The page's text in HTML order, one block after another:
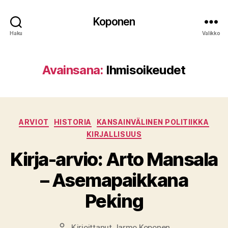
Haku
Koponen
Valikko
Avainsana: Ihmisoikeudet
Kategoriat
ARVIOT HISTORIA
KANSAINVÄLINEN POLITIIKKA
KIRJALLISUUS
Kirja-arvio: Arto Mansala
– Asemapaikkana
Peking